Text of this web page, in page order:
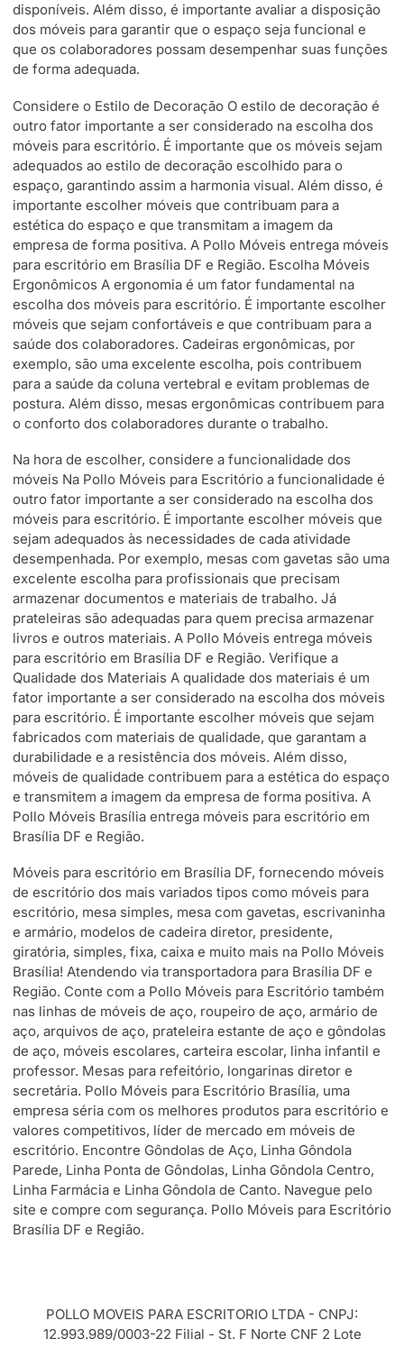
disponíveis. Além disso, é importante avaliar a disposição
dos móveis para garantir que o espaço seja funcional e
que os colaboradores possam desempenhar suas funções
de forma adequada.
Considere o Estilo de Decoração O estilo de decoração é
outro fator importante a ser considerado na escolha dos
móveis para escritório. É importante que os móveis sejam
adequados ao estilo de decoração escolhido para o
espaço, garantindo assim a harmonia visual. Além disso, é
importante escolher móveis que contribuam para a
estética do espaço e que transmitam a imagem da
empresa de forma positiva. A Pollo Móveis entrega móveis
para escritório em Brasília DF e Região. Escolha Móveis
Ergonômicos A ergonomia é um fator fundamental na
escolha dos móveis para escritório. É importante escolher
móveis que sejam confortáveis e que contribuam para a
saúde dos colaboradores. Cadeiras ergonômicas, por
exemplo, são uma excelente escolha, pois contribuem
para a saúde da coluna vertebral e evitam problemas de
postura. Além disso, mesas ergonômicas contribuem para
o conforto dos colaboradores durante o trabalho.
Na hora de escolher, considere a funcionalidade dos
móveis Na Pollo Móveis para Escritório a funcionalidade é
outro fator importante a ser considerado na escolha dos
móveis para escritório. É importante escolher móveis que
sejam adequados às necessidades de cada atividade
desempenhada. Por exemplo, mesas com gavetas são uma
excelente escolha para profissionais que precisam
armazenar documentos e materiais de trabalho. Já
prateleiras são adequadas para quem precisa armazenar
livros e outros materiais. A Pollo Móveis entrega móveis
para escritório em Brasília DF e Região. Verifique a
Qualidade dos Materiais A qualidade dos materiais é um
fator importante a ser considerado na escolha dos móveis
para escritório. É importante escolher móveis que sejam
fabricados com materiais de qualidade, que garantam a
durabilidade e a resistência dos móveis. Além disso,
móveis de qualidade contribuem para a estética do espaço
e transmitem a imagem da empresa de forma positiva. A
Pollo Móveis Brasília entrega móveis para escritório em
Brasília DF e Região.
Móveis para escritório em Brasília DF, fornecendo móveis
de escritório dos mais variados tipos como móveis para
escritório, mesa simples, mesa com gavetas, escrivaninha
e armário, modelos de cadeira diretor, presidente,
giratória, simples, fixa, caixa e muito mais na Pollo Móveis
Brasília! Atendendo via transportadora para Brasília DF e
Região. Conte com a Pollo Móveis para Escritório também
nas linhas de móveis de aço, roupeiro de aço, armário de
aço, arquivos de aço, prateleira estante de aço e gôndolas
de aço, móveis escolares, carteira escolar, linha infantil e
professor. Mesas para refeitório, longarinas diretor e
secretária. Pollo Móveis para Escritório Brasília, uma
empresa séria com os melhores produtos para escritório e
valores competitivos, líder de mercado em móveis de
escritório. Encontre Gôndolas de Aço, Linha Gôndola
Parede, Linha Ponta de Gôndolas, Linha Gôndola Centro,
Linha Farmácia e Linha Gôndola de Canto. Navegue pelo
site e compre com segurança. Pollo Móveis para Escritório
Brasília DF e Região.
POLLO MOVEIS PARA ESCRITORIO LTDA - CNPJ:
12.993.989/0003-22 Filial - St. F Norte CNF 2 Lote